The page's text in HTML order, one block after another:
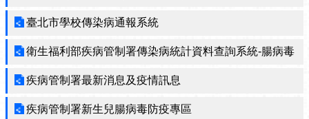
臺北市學校傳染病通報系統
衛生福利部疾病管制署傳染病統計資料查詢系統-腸病毒
疾病管制署最新消息及疫情訊息
疾病管制署新生兒腸病毒防疫專區